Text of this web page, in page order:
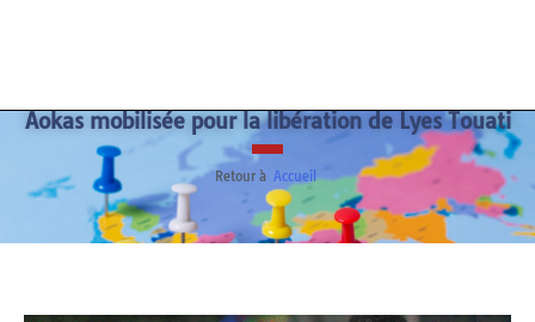
Aokas mobilisée pour la libération de Lyes Touati
Retour à Accueil